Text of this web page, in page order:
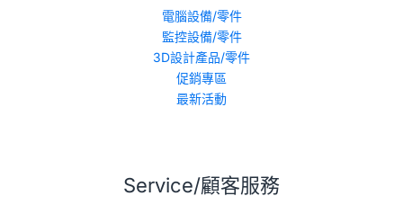
電腦設備/零件
監控設備/零件
3D設計產品/零件
促銷專區
最新活動
Service/顧客服務